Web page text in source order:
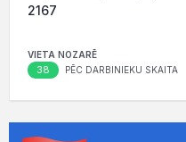
2167
VIETA NOZARĒ
38 PĒC DARBINIEKU SKAITA